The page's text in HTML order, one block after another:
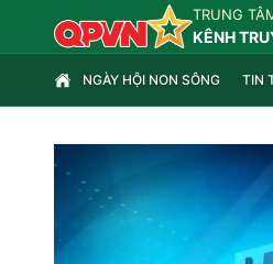
TRUNG
KÊNH
NGÀY HỘI NON SÔNG TIN